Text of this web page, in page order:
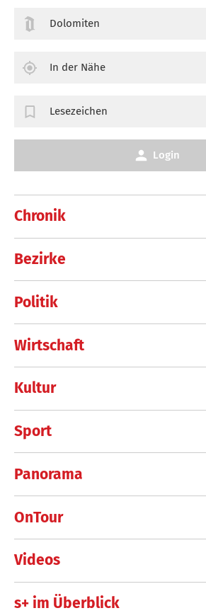
Chronik
Bezirke
Politik
Wirtschaft
Kultur
Sport
Panorama
OnTour
Videos
s+ im Überblick
Dolomiten
In der Nähe
Lesezeichen
Login